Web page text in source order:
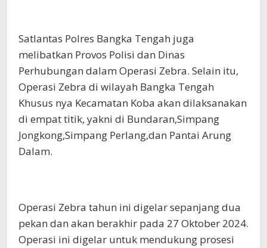
Satlantas Polres Bangka Tengah juga
melibatkan Provos Polisi dan Dinas
Perhubungan dalam Operasi Zebra. Selain itu,
Operasi Zebra di wilayah Bangka Tengah
Khusus nya Kecamatan Koba akan dilaksanakan
di empat titik, yakni di Bundaran,Simpang
Jongkong,Simpang Perlang,dan Pantai Arung
Dalam.
Operasi Zebra tahun ini digelar sepanjang dua
pekan dan akan berakhir pada 27 Oktober 2024.
Operasi ini digelar untuk mendukung prosesi